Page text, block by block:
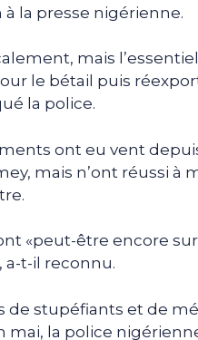
la presse nigérienne.
mais
le bétail puis
la police.
ont eu vent
mais n’ont réussi à
«peut-être encore
a-t-il reconnu.
de stupéfiants et de
mai, la police